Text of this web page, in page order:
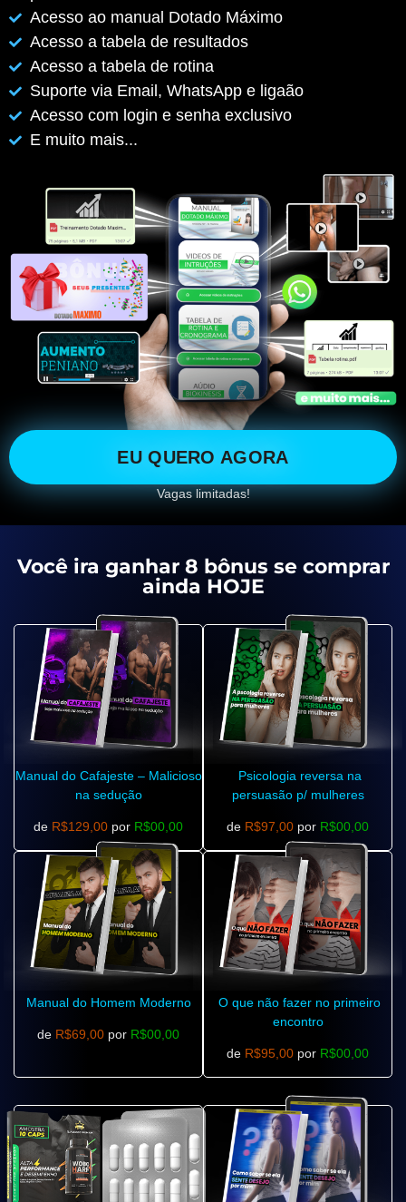
Acesso ao manual Dotado Máximo
Acesso a tabela de resultados
Acesso a tabela de rotina
Suporte via Email, WhatsApp e ligaão
Acesso com login e senha exclusivo
E muito mais...
EU QUERO AGORA
Vagas limitadas!
Você ira ganhar 8 bônus se comprar
ainda HOJE
Manual do Cafajeste – Malicioso
na sedução
de R$129,00 por R$00,00
Psicologia reversa na
persuasão p/ mulheres
de R$97,00 por R$00,00
Manual do Homem Moderno
de R$69,00 por R$00,00
O que não fazer no primeiro
encontro
de R$95,00 por R$00,00